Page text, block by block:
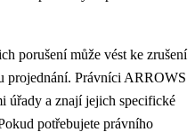
porušení může vést ke zrušení
projednání. Právníci ARROWS
úřady a znají jejich specifické
potřebujete právního